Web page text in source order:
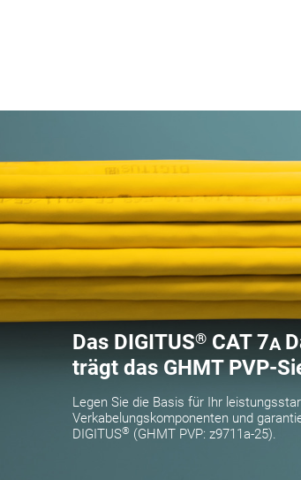
Das DIGITUS® CAT 7A
trägt das GHMT PVP-
Legen Sie die Basis für Ihr
Verkabelungskomponenten und
DIGITUS® (GHMT PVP: z9711a-25).